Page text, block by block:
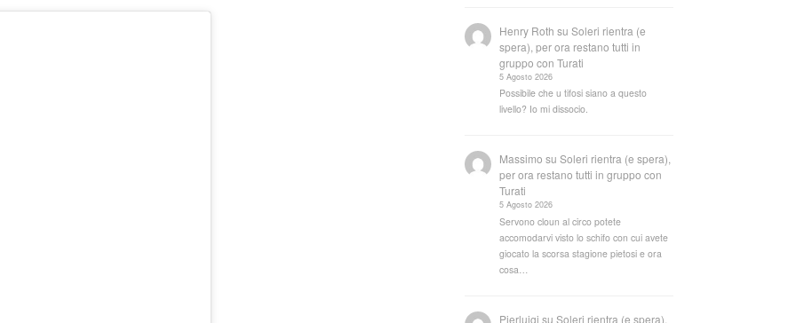
Henry Roth suSoleri rientra (e
spera), per ora restano tutti in
gruppo con Turati
5 Agosto 2026
Possibile che u tifosi siano a questo
livello? Io mi dissocio.
Massimo suSoleri rientra (e spera),
per ora restano tutti in gruppo con
Turati
5 Agosto 2026
Servono cloun al circo potete
accomodarvi visto lo schifo con cui avete
giocato la scorsa stagione pietosi e ora
cosa…
Pierluigi suSoleri rientra (e spera),